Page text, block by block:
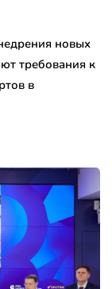
новых
требования к
в